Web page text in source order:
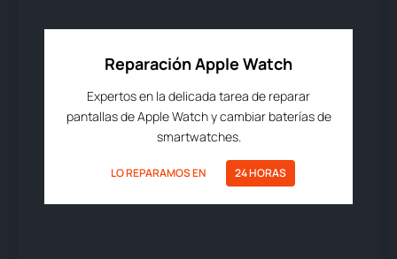
Reparación Apple Watch
Expertos en la delicada tarea de reparar
pantallas de Apple Watch y cambiar baterías de
smartwatches.
LO REPARAMOS EN 24 HORAS